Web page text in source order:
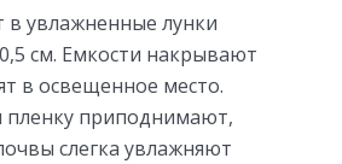
в увлажненные лунки
см. Емкости накрывают
в освещенное место.
пленку приподнимают,
слегка увлажняют